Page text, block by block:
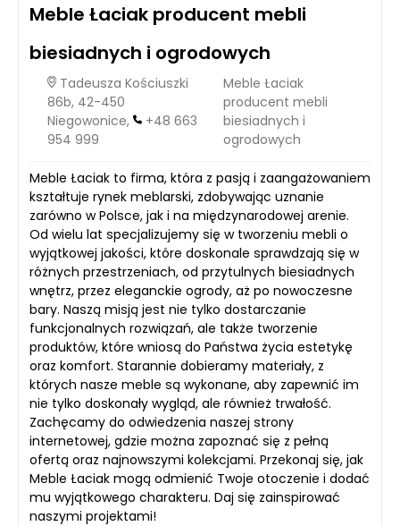
Meble Łaciak producent mebli
biesiadnych i ogrodowych
Tadeusza Kościuszki
86b, 42-450
Niegowonice,
+48 663
954 999
Meble Łaciak
producent mebli
biesiadnych i
ogrodowych
Meble Łaciak to firma, która z pasją i zaangażowaniem
kształtuje rynek meblarski, zdobywając uznanie
zarówno w Polsce, jak i na międzynarodowej arenie.
Od wielu lat specjalizujemy się w tworzeniu mebli o
wyjątkowej jakości, które doskonale sprawdzają się w
różnych przestrzeniach, od przytulnych biesiadnych
wnętrz, przez eleganckie ogrody, aż po nowoczesne
bary. Naszą misją jest nie tylko dostarczanie
funkcjonalnych rozwiązań, ale także tworzenie
produktów, które wniosą do Państwa życia estetykę
oraz komfort. Starannie dobieramy materiały, z
których nasze meble są wykonane, aby zapewnić im
nie tylko doskonały wygląd, ale również trwałość.
Zachęcamy do odwiedzenia naszej strony
internetowej, gdzie można zapoznać się z pełną
ofertą oraz najnowszymi kolekcjami. Przekonaj się, jak
Meble Łaciak mogą odmienić Twoje otoczenie i dodać
mu wyjątkowego charakteru. Daj się zainspirować
naszymi projektami!